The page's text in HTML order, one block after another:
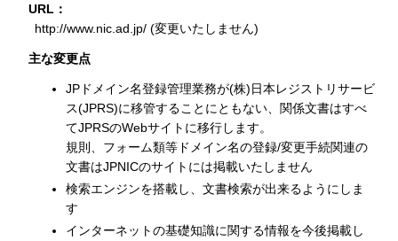
URL：
http://www.nic.ad.jp/ (変更いたしません)
主な変更点
JPドメイン名登録管理業務が(株)日本レジストリサービ
ス(JPRS)に移管することにともない、関係文書はすべ
てJPRSのWebサイトに移行します。
規則、フォーム類等ドメイン名の登録/変更手続関連の
文書はJPNICのサイトには掲載いたしません
検索エンジンを搭載し、文書検索が出来るようにしま
す
インターネットの基礎知識に関する情報を今後掲載し